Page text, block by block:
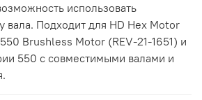
использовать
вала. Подходит для HD Hex Motor
550 Brushless Motor (REV-21-1651) и
550 с совместимыми валами и